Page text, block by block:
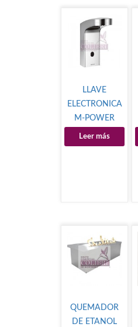
LLAVE
ELECTRONICA
M-POWER
Leer más
QUEMADOR
DE ETANOL